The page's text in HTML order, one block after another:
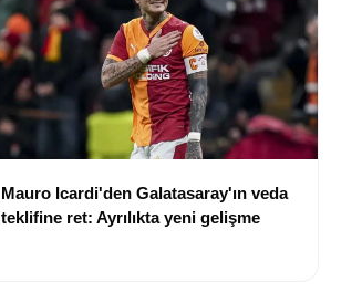
Mauro Icardi'den Galatasaray'ın veda
teklifine ret: Ayrılıkta yeni gelişme